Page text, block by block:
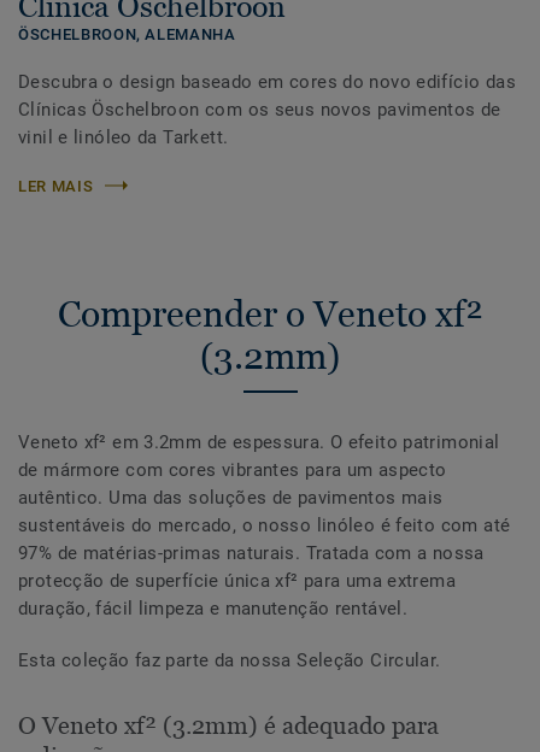
ÖSCHELBROON,ALEMANHA
Descubra o design baseado em cores do novo edifício das
Clínicas Öschelbroon com os seus novos pavimentos de
vinil e linóleo da Tarkett.
LER MAIS
Compreender o Veneto xf²
(3.2mm)
Veneto xf² em 3.2mm de espessura. O efeito patrimonial
de mármore com cores vibrantes para um aspecto
autêntico. Uma das soluções de pavimentos mais
sustentáveis do mercado, o nosso linóleo é feito com até
97% de matérias-primas naturais. Tratada com a nossa
protecção de superfície única xf² para uma extrema
duração, fácil limpeza e manutenção rentável.
Esta coleção faz parte da nossa Seleção Circular.
O Veneto xf² (3.2mm) é adequado para